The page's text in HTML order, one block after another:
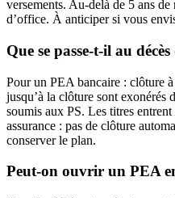
versements. Au-delà de 5 ans
d’office. À anticiper si vous
Que se passe-t-il au
Pour un PEA bancaire : clôture
jusqu’à la clôture sont exonérés
soumis aux PS. Les titres
assurance : pas de clôture
conserver le plan.
Peut-on ouvrir un PEA